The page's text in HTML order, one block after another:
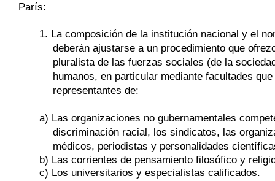
París:
1. La composición de la institución nacional y el
deberán ajustarse a un procedimiento que
pluralista de las fuerzas sociales (de la
humanos, en particular mediante facultades
representantes de:
a) Las organizaciones no gubernamentales
discriminación racial, los sindicatos, las
médicos, periodistas y personalidades
b) Las corrientes de pensamiento filosófico y
c) Los universitarios y especialistas calificados.